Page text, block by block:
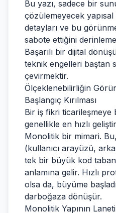
Bu yazı, sadece bir
çözülemeyecek
detayları ve bu
sabote ettiğini
Başarılı bir dijital
teknik engelleri baştan
çevirmektir.
Ölçeklenebilirliğin
Başlangıç Kırılması
Bir iş fikri ticarileşmeye
genellikle en hızlı
Monolitik bir mimari.
(kullanıcı arayüzü,
tek bir büyük kod
anlamına gelir. Hızlı
olsa da, büyüme
darboğaza dönüşür.
Monolitik Yapının